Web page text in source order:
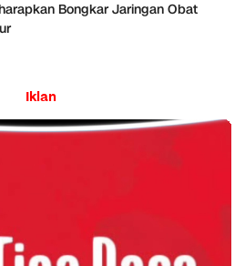
Bongkar Jaringan Obat
Iklan